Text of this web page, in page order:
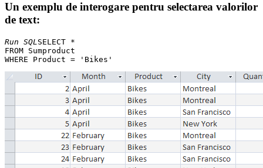
Un exemplu de interogare pentru selectarea valorilor
de text:
Run SQLSELECT *
FROM Sumproduct